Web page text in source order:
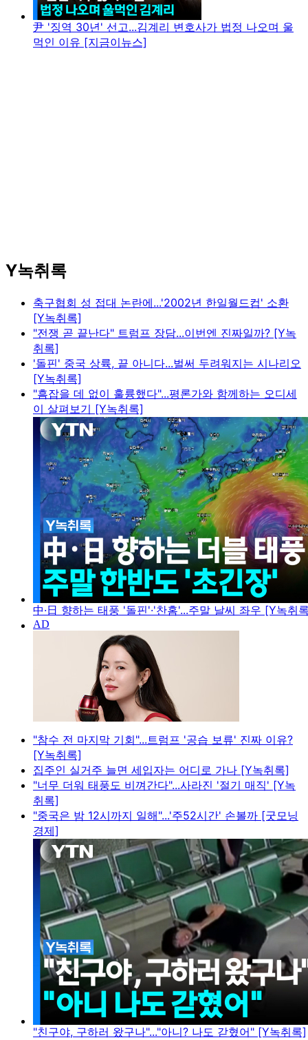
尹 '징역 30년' 선고...김계리 변호사가 법정 나오며 울
먹인 이유 [지금이뉴스]
Y녹취록
축구협회 성 접대 논란에...'2002년 한일월드컵' 소환
[Y녹취록]
"전쟁 곧 끝난다" 트럼프 장담...이번엔 진짜일까? [Y녹
취록]
'돌핀' 중국 상륙, 끝 아니다...벌써 두려워지는 시나리오
[Y녹취록]
"흠잡을 데 없이 훌륭했다"...평론가와 함께하는 오디세
이 살펴보기 [Y녹취록]
中·日 향하는 태풍 '돌핀'·'찬홈'...주말 날씨 좌우 [Y녹취
"참수 전 마지막 기회"...트럼프 '공습 보류' 진짜 이유?
[Y녹취록]
집주인 실거주 늘면 세입자는 어디로 가나 [Y녹취록]
"너무 더워 태풍도 비껴간다"...사라진 '절기 매직' [Y녹
취록]
"중국은 밤 12시까지 일해"...'주52시간' 손볼까 [굿모닝
경제]
"친구야, 구하러 왔구나"..."아니? 나도 갇혔어" [Y녹취록]